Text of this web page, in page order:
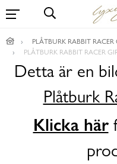
PLÅTBURK RABBIT RACER
PLÅTBURK RABBIT RACER
Detta är en
Plåtburk
Klicka här